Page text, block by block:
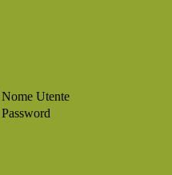
Nome Utente
Password